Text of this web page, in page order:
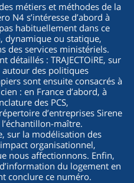
métiers et méthodes de la
N4 s’intéresse d’abord à
habituellement dans ce
dynamique ou statique,
des services ministériels.
détaillés : TRAJECTOiRE, sur
autour des politiques
sont ensuite consacrés à
: en France d’abord, à
des PCS,
d’entreprises Sirene
maître.
sur la modélisation des
organisationnel,
nous affectionnons. Enfin,
du logement en
conclure ce numéro.